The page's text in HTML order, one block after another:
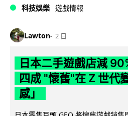
科技娛樂 遊戲情報
Lawton 2 日
日本二手遊戲店減
四成 "懷舊"在 Z 世代
感」